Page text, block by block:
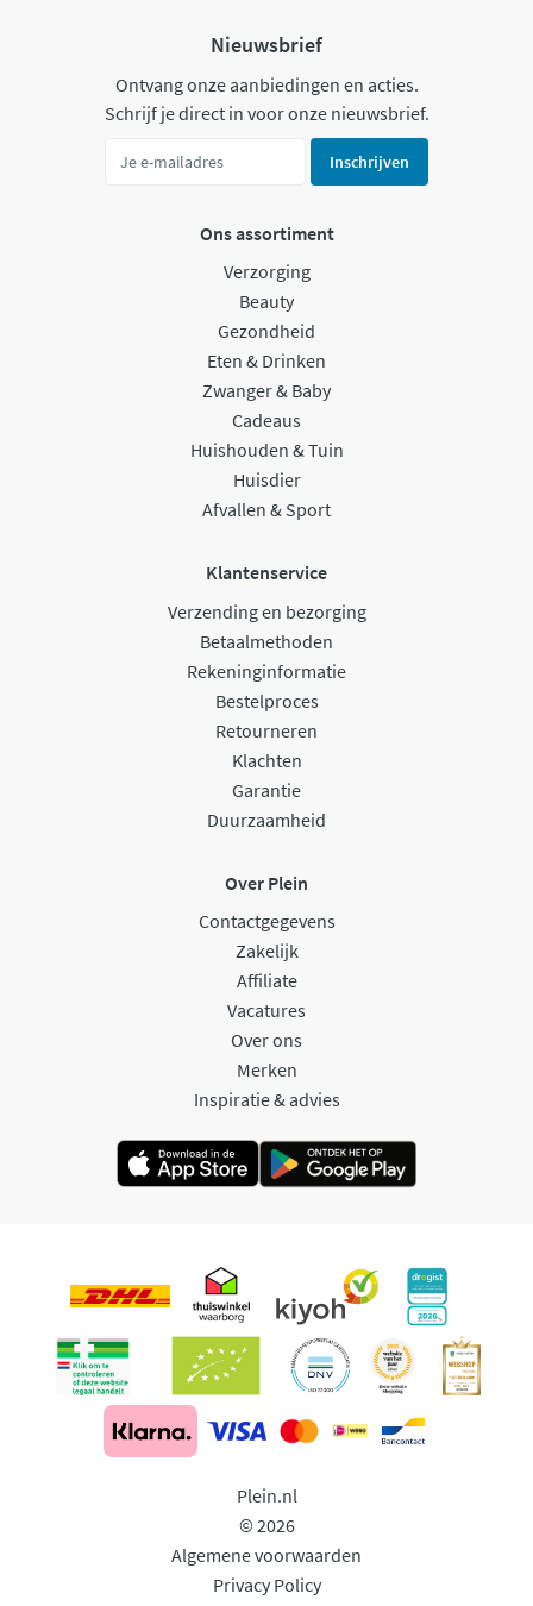
Nieuwsbrief
Ontvang onze aanbiedingen en acties.
Schrijf je direct in voor onze nieuwsbrief.
Inschrijven
Ons assortiment
Verzorging
Beauty
Gezondheid
Eten & Drinken
Zwanger & Baby
Cadeaus
Huishouden & Tuin
Huisdier
Afvallen & Sport
Klantenservice
Verzending en bezorging
Betaalmethoden
Rekeninginformatie
Bestelproces
Retourneren
Klachten
Garantie
Duurzaamheid
Over Plein
Contactgegevens
Zakelijk
Affiliate
Vacatures
Over ons
Merken
Inspiratie & advies
Plein.nl
© 2026
Algemene voorwaarden
Privacy Policy